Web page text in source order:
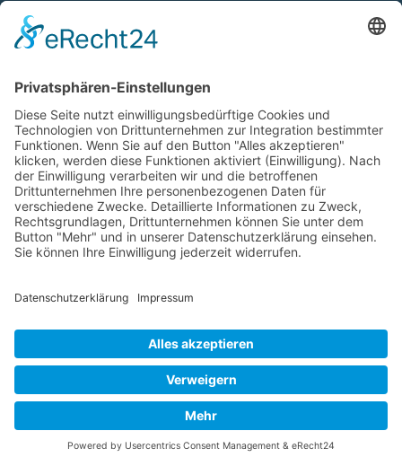
Schlüsselfertige Gebäudelösungen,
Fertigbau,
Modulgebäude und Containerseit
1992
Kontakt
Acker Raum-Systeme GmbH
Ludwig-Erhard-Straße 18